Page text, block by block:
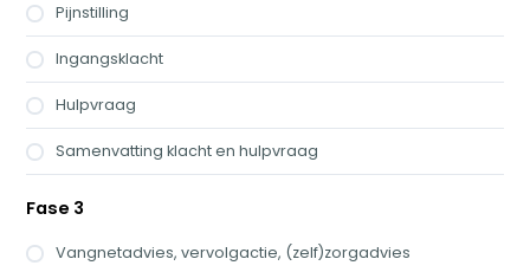
Pijnstilling
Ingangsklacht
Hulpvraag
Samenvatting klacht en hulpvraag
Fase 3
Vangnetadvies, vervolgactie, (zelf)zorgadvies